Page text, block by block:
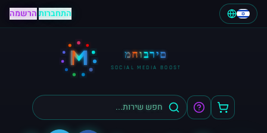
התחברות|הרשמה
M מחוברים
SOCIAL MEDIA BOOST